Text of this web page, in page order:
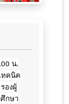
น.​
ทคนิค​
รองผู้
กษา